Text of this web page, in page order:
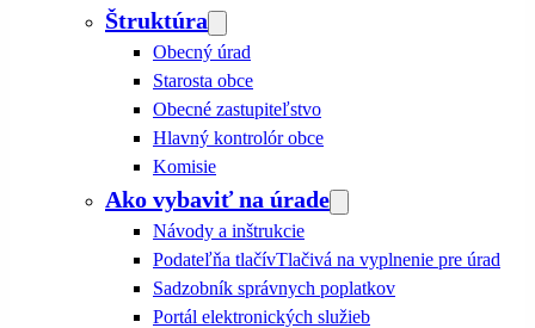
Štruktúra
Obecný úrad
Starosta obce
Obecné zastupiteľstvo
Hlavný kontrolór obce
Komisie
Ako vybaviť na úrade
Návody a inštrukcie
Podateľňa tlačívTlačivá na vyplnenie pre úrad
Sadzobník správnych poplatkov
Portál elektronických služieb